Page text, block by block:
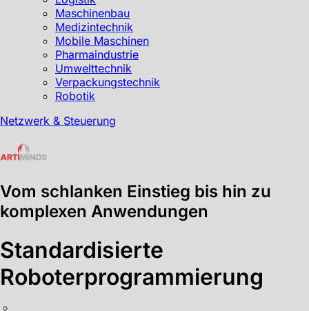
Maschinenbau
Medizintechnik
Mobile Maschinen
Pharmaindustrie
Umwelttechnik
Verpackungstechnik
Robotik
Netzwerk & Steuerung
Vom schlanken Einstieg bis hin zu
komplexen Anwendungen
Standardisierte
Roboterprogrammierung